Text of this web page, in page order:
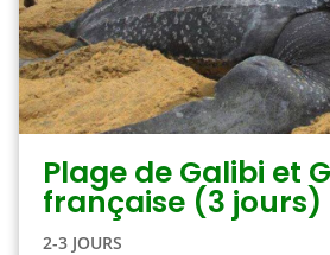
Plage de Galibi et
française (3 jours)
2-3 JOURS